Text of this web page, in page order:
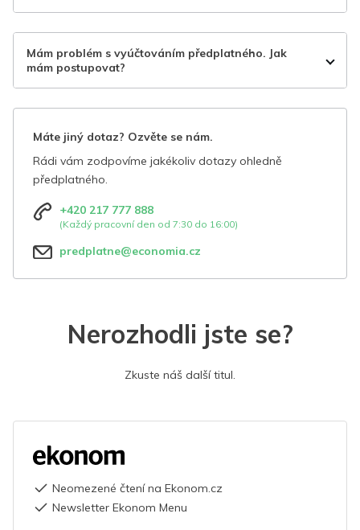
Mám problém s vyúčtováním předplatného. Jak
mám postupovat?
Máte jiný dotaz? Ozvěte se nám.
Rádi vám zodpovíme jakékoliv dotazy ohledně
předplatného.
+420 217 777 888
(Každý pracovní den od 7:30 do 16:00)
predplatne@economia.cz
Nerozhodli jste se?
Zkuste náš další titul.
Neomezené čtení na Ekonom.cz
Newsletter Ekonom Menu